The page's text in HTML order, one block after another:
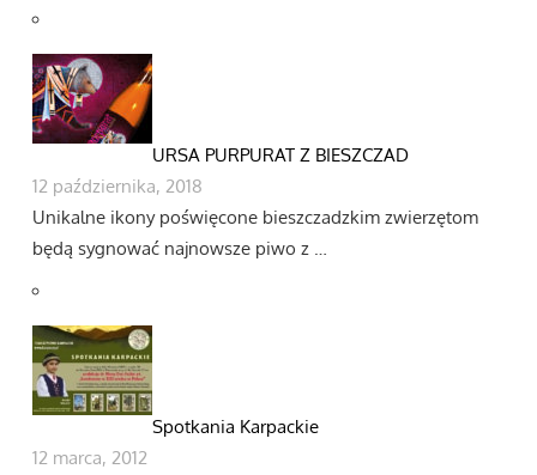
URSA PURPURAT Z BIESZCZAD
12 października, 2018
Unikalne ikony poświęcone bieszczadzkim zwierzętom
będą sygnować najnowsze piwo z …
Spotkania Karpackie
12 marca, 2012